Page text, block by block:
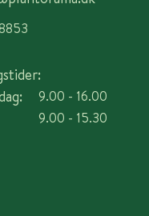
9.00 - 16.00
9.00 - 15.30